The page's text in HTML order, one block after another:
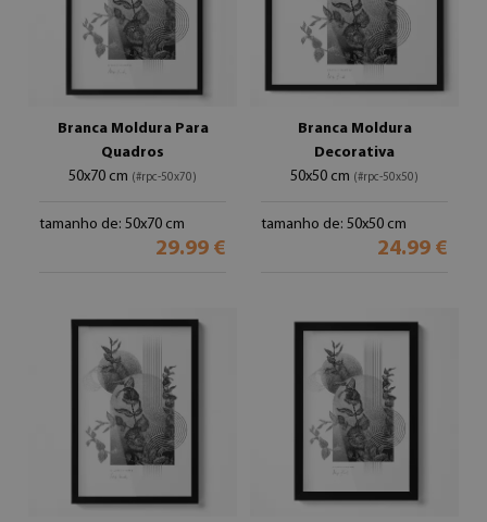
Branca Moldura Para
Quadros
50x70 cm (#rpc-50x70)
tamanho de: 50x70 cm
29.99 €
Branca Moldura
Decorativa
50x50 cm (#rpc-50x50)
tamanho de: 50x50 cm
24.99 €